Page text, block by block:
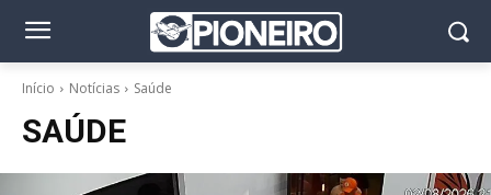
Início Notícias Saúde
SAÚDE